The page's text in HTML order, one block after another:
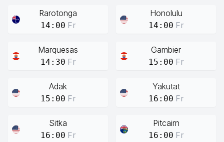
Rarotonga
14:00 Fr
Honolulu
14:00 Fr
Marquesas
14:30 Fr
Gambier
15:00 Fr
Adak
15:00 Fr
Yakutat
16:00 Fr
Sitka
16:00 Fr
Pitcairn
16:00 Fr